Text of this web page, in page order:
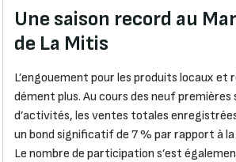
Une saison record au
de La Mitis
L’engouement pour les produits locaux et
dément plus. Au cours des neuf premières
d’activités, les ventes totales
un bond significatif de 7 % par rapport à
Le nombre de participation s’est